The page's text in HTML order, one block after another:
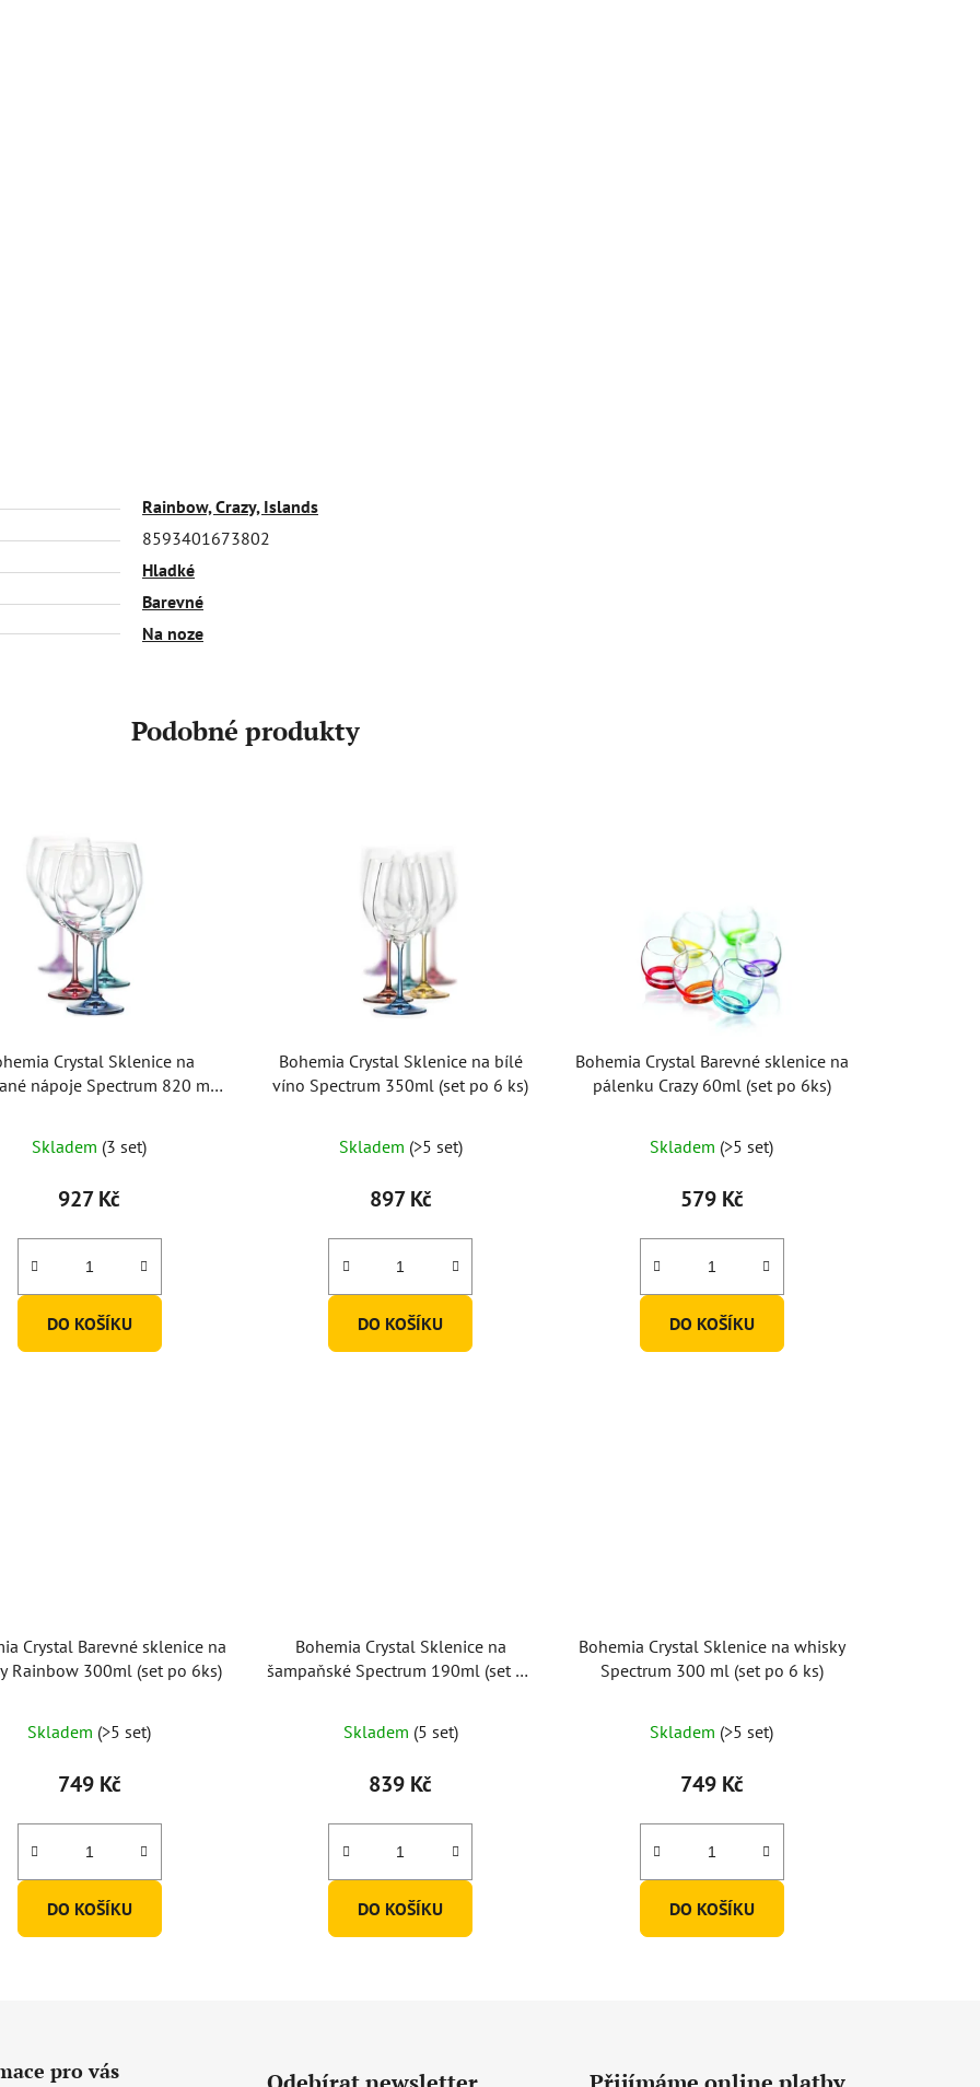
Rainbow, Crazy, Islands
8593401673802
Hladké
Barevné
Na noze
Podobné produkty
Crystal Sklenice na
nápoje Spectrum 820 ml
Skladem (3 set)
927 Kč
DO KOŠÍKU
Bohemia Crystal Sklenice na bílé
víno Spectrum 350ml (set po 6 ks)
Skladem (>5 set)
897 Kč
DO KOŠÍKU
Bohemia Crystal Barevné sklenice na
pálenku Crazy 60ml (set po 6ks)
Skladem (>5 set)
579 Kč
DO KOŠÍKU
Crystal Barevné sklenice na
Rainbow 300ml (set po 6ks)
Skladem (>5 set)
749 Kč
DO KOŠÍKU
Bohemia Crystal Sklenice na
šampaňské Spectrum 190ml (set po
Skladem (5 set)
839 Kč
DO KOŠÍKU
Bohemia Crystal Sklenice na whisky
Spectrum 300 ml (set po 6 ks)
Skladem (>5 set)
749 Kč
DO KOŠÍKU
pro vás